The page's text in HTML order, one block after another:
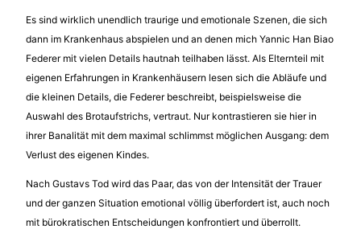
Es sind wirklich unendlich traurige und emotionale Szenen, die sich
dann im Krankenhaus abspielen und an denen mich Yannic Han Biao
Federer mit vielen Details hautnah teilhaben lässt. Als Elternteil mit
eigenen Erfahrungen in Krankenhäusern lesen sich die Abläufe und
die kleinen Details, die Federer beschreibt, beispielsweise die
Auswahl des Brotaufstrichs, vertraut. Nur kontrastieren sie hier in
ihrer Banalität mit dem maximal schlimmst möglichen Ausgang: dem
Verlust des eigenen Kindes.
Nach Gustavs Tod wird das Paar, das von der Intensität der Trauer
und der ganzen Situation emotional völlig überfordert ist, auch noch
mit bürokratischen Entscheidungen konfrontiert und überrollt.